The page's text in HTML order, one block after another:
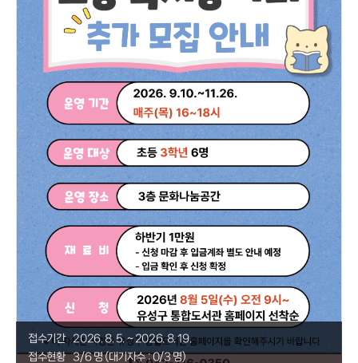
접수기간
2026. 8. 5. ~ 2026. 8. 19.
접수현황
3/6 명 (대기자수 : 0/3 명)